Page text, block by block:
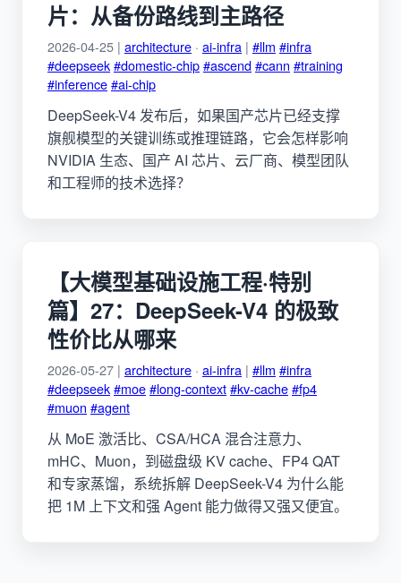
片：从备份路线到主路径
2026-04-25 | architecture · ai-infra | #llm #infra
#deepseek#domestic-chip#ascend#cann #training
#inference#ai-chip
DeepSeek-V4 发布后，如果国产芯片已经支撑
旗舰模型的关键训练或推理链路，它会怎样影响
NVIDIA 生态、国产 AI 芯片、云厂商、模型团队
和工程师的技术选择？
【大模型基础设施工程·特别
篇】27：DeepSeek-V4 的极致
性价比从哪来
2026-05-27 | architecture · ai-infra | #llm #infra
#deepseek#moe#long-context#kv-cache#fp4
#muon #agent
从 MoE 激活比、CSA/HCA 混合注意力、
mHC、Muon，到磁盘级 KV cache、FP4 QAT
和专家蒸馏，系统拆解 DeepSeek-V4 为什么能
把 1M 上下文和强 Agent 能力做得又强又便宜。